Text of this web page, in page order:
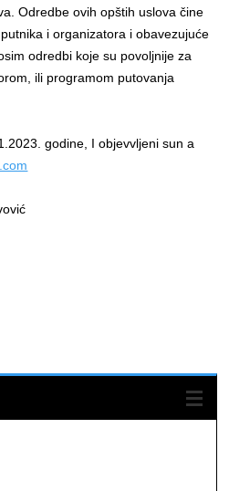
Odredbe ovih opštih uslova čine
i organizatora i obavezujuće
odredbi koje su povoljnije za
ili programom putovanja
godine, I objevvljeni sun a